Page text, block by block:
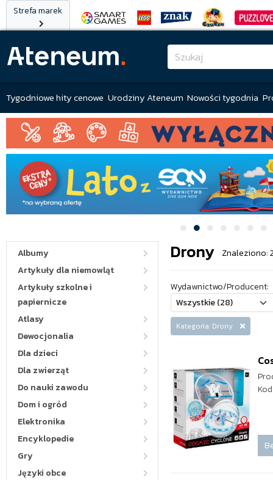
Strefa marek
Tygodniowe hity cenowe Urodziny Ateneum Nowości tygodnia
Albumy
Artykuły dla niemowląt
Artykuły szkolne i
papiernicze
Atlasy
Dewocjonalia
Dla dzieci
Dla zwierząt
Do nauki zawodu
Dom i ogród
Elektronika
Encyklopedie
Gry
Języki obce
Drony Znaleziono:
Wydawnictwo/Producent:
Kategoria: Drony